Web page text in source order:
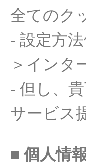
全てのク
- 設定方法
＞インタ
- 但し、
サー ビス
■個人情